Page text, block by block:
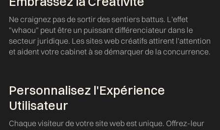
Ne craignez pas de sortir des sentiers battus. L'effet
"whaou" peut être un puissant différenciateur dans le
secteur juridique. Les sites web créatifs attirent l'attention
et aident votre cabinet à se démarquer de la concurrence.
Personnalisez l'Expérience
Utilisateur
Chaque visiteur de votre site web est unique. Offrez-leur